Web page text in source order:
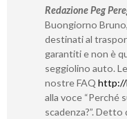
Redazione Peg
Buongiorno
destinati al
garantiti e non è
seggiolino auto.
nostre FAQ http://
alla voce “Perché
scadenza?”.